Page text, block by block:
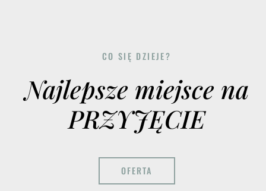
CO SIĘ DZIEJE?
Najlepsze miejsce na
PRZYJĘCIE
OFERTA